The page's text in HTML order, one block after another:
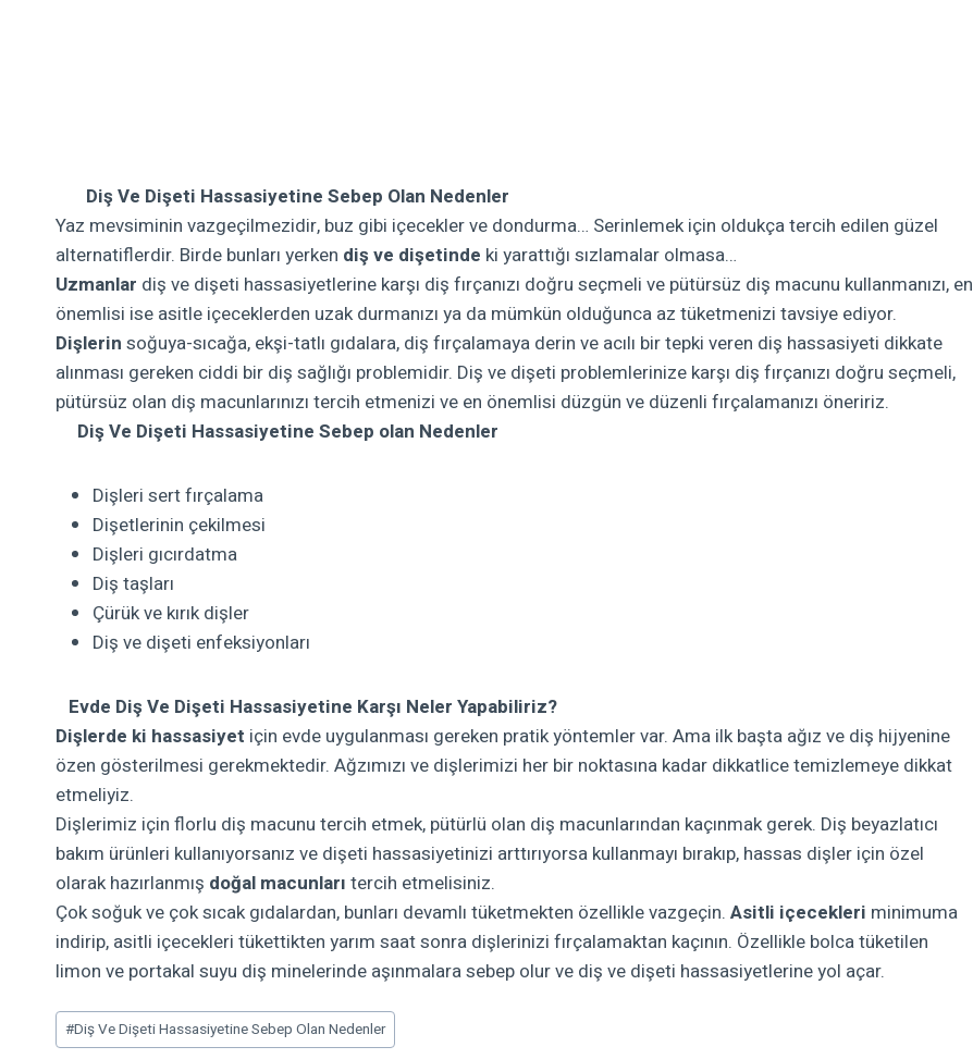
Diş Ve Dişeti Hassasiyetine Sebep Olan Nedenler
Yaz mevsiminin vazgeçilmezidir, buz gibi içecekler ve dondurma… Serinlemek için oldukça tercih edilen güzel
alternatiflerdir. Birde bunları yerken diş ve dişetinde ki yarattığı sızlamalar olmasa…
Uzmanlar diş ve dişeti hassasiyetlerine karşı diş fırçanızı doğru seçmeli ve pütürsüz diş macunu kullanmanızı, en
önemlisi ise asitle içeceklerden uzak durmanızı ya da mümkün olduğunca az tüketmenizi tavsiye ediyor.
Dişlerin soğuya-sıcağa, ekşi-tatlı gıdalara, diş fırçalamaya derin ve acılı bir tepki veren diş hassasiyeti dikkate
alınması gereken ciddi bir diş sağlığı problemidir. Diş ve dişeti problemlerinize karşı diş fırçanızı doğru seçmeli,
pütürsüz olan diş macunlarınızı tercih etmenizi ve en önemlisi düzgün ve düzenli fırçalamanızı öneririz.
Diş Ve Dişeti Hassasiyetine Sebep olan Nedenler
Dişleri sert fırçalama
Dişetlerinin çekilmesi
Dişleri gıcırdatma
Diş taşları
Çürük ve kırık dişler
Diş ve dişeti enfeksiyonları
Evde Diş Ve Dişeti Hassasiyetine Karşı Neler Yapabiliriz?
Dişlerde ki hassasiyet için evde uygulanması gereken pratik yöntemler var. Ama ilk başta ağız ve diş hijyenine
özen gösterilmesi gerekmektedir. Ağzımızı ve dişlerimizi her bir noktasına kadar dikkatlice temizlemeye dikkat
etmeliyiz.
Dişlerimiz için florlu diş macunu tercih etmek, pütürlü olan diş macunlarından kaçınmak gerek. Diş beyazlatıcı
bakım ürünleri kullanıyorsanız ve dişeti hassasiyetinizi arttırıyorsa kullanmayı bırakıp, hassas dişler için özel
olarak hazırlanmış doğal macunları tercih etmelisiniz.
Çok soğuk ve çok sıcak gıdalardan, bunları devamlı tüketmekten özellikle vazgeçin. Asitli içecekleri minimuma
indirip, asitli içecekleri tükettikten yarım saat sonra dişlerinizi fırçalamaktan kaçının. Özellikle bolca tüketilen
limon ve portakal suyu diş minelerinde aşınmalara sebep olur ve diş ve dişeti hassasiyetlerine yol açar.
Post
Tags:
#Diş Ve Dişeti Hassasiyetine Sebep Olan Nedenler